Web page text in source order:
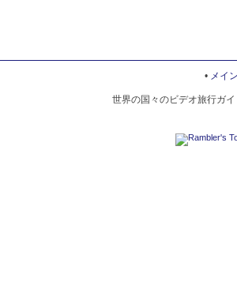
• メイ
世界の国々のビデオ旅行ガ